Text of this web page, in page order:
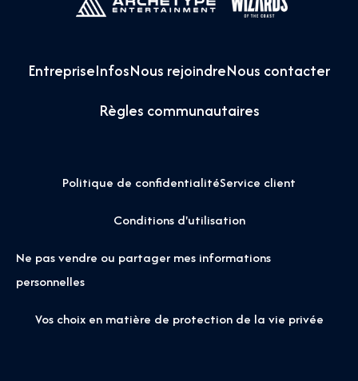
EntrepriseInfosNous rejoindreNous contacter
Règles communautaires
Politique de confidentialitéService client
Conditions d'utilisation
Ne pas vendre ou partager mes informations
personnelles
Vos choix en matière de protection de la vie privée